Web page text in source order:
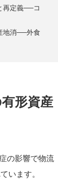
再定義──コ
地消──外食
形資産
の影響で物流
います。